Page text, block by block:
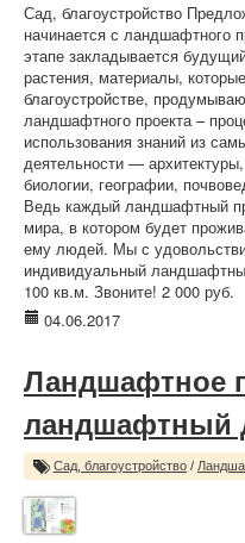
Сад, благоустройство
начинается с ландшафтного
этапе закладывается
растения, материалы,
благоустройстве,
ландшафтного проекта –
использования знаний из
деятельности —
биологии, географии,
Ведь каждый ландшафтный
мира, в котором будет
ему людей. Мы с
индивидуальный
100 кв.м. Звоните! 2 000 руб.
04.06.2017
Ландшафтное
ландшафтный
Сад, благоустройство /